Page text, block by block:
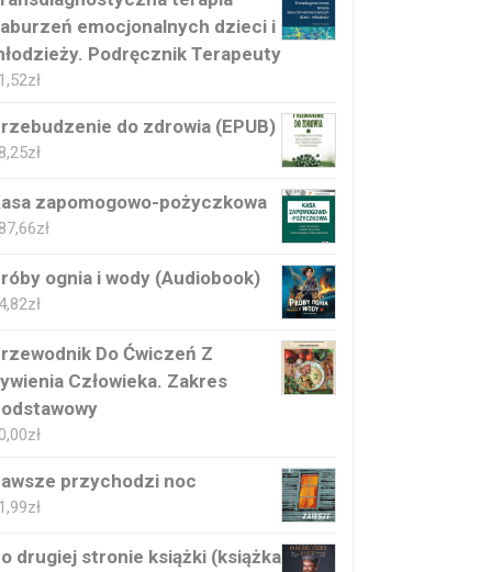
emocjonalnych dzieci i
Podręcznik Terapeuty
zł
do zdrowia (EPUB)
zł
zapomogowo-pożyczkowa
zł
ognia i wody (Audiobook)
zł
Do Ćwiczeń Z
Człowieka. Zakres
zł
przychodzi noc
zł
drugiej stronie książki (książka